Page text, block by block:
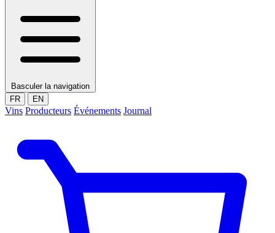
Basculer la navigation
FR
EN
Vins Producteurs Événements Journal